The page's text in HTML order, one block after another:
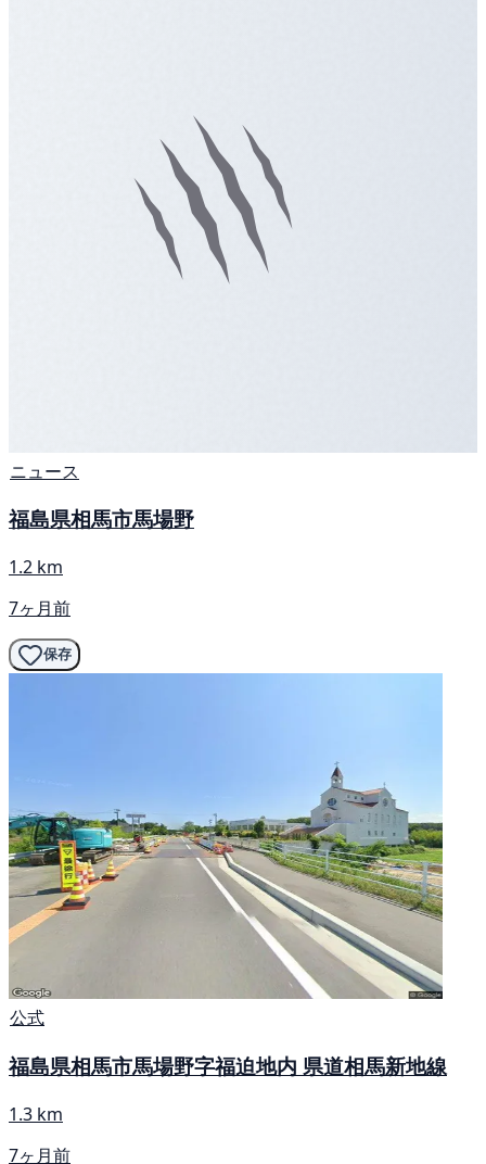
ニュース
福島県相馬市馬場野
1.2 km
7ヶ月前
保存
公式
福島県相馬市馬場野字福迫地内 県道相馬新地線
1.3 km
7ヶ月前